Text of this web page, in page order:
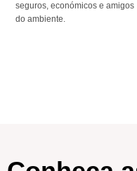
seguros, económicos e amigos
do ambiente.